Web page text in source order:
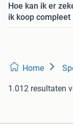
Hoe kan ik er
ik koop compleet
Home
1.012 resultaten